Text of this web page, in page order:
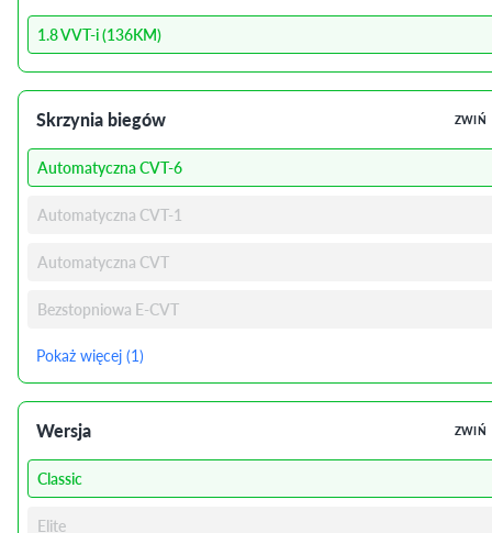
1.8 VVT-i (136KM)
Skrzynia biegów ZWIŃ
Automatyczna CVT-6
Automatyczna CVT-1
Automatyczna CVT
Bezstopniowa E-CVT
Pokaż więcej (1)
Wersja ZWIŃ
Classic
Elite